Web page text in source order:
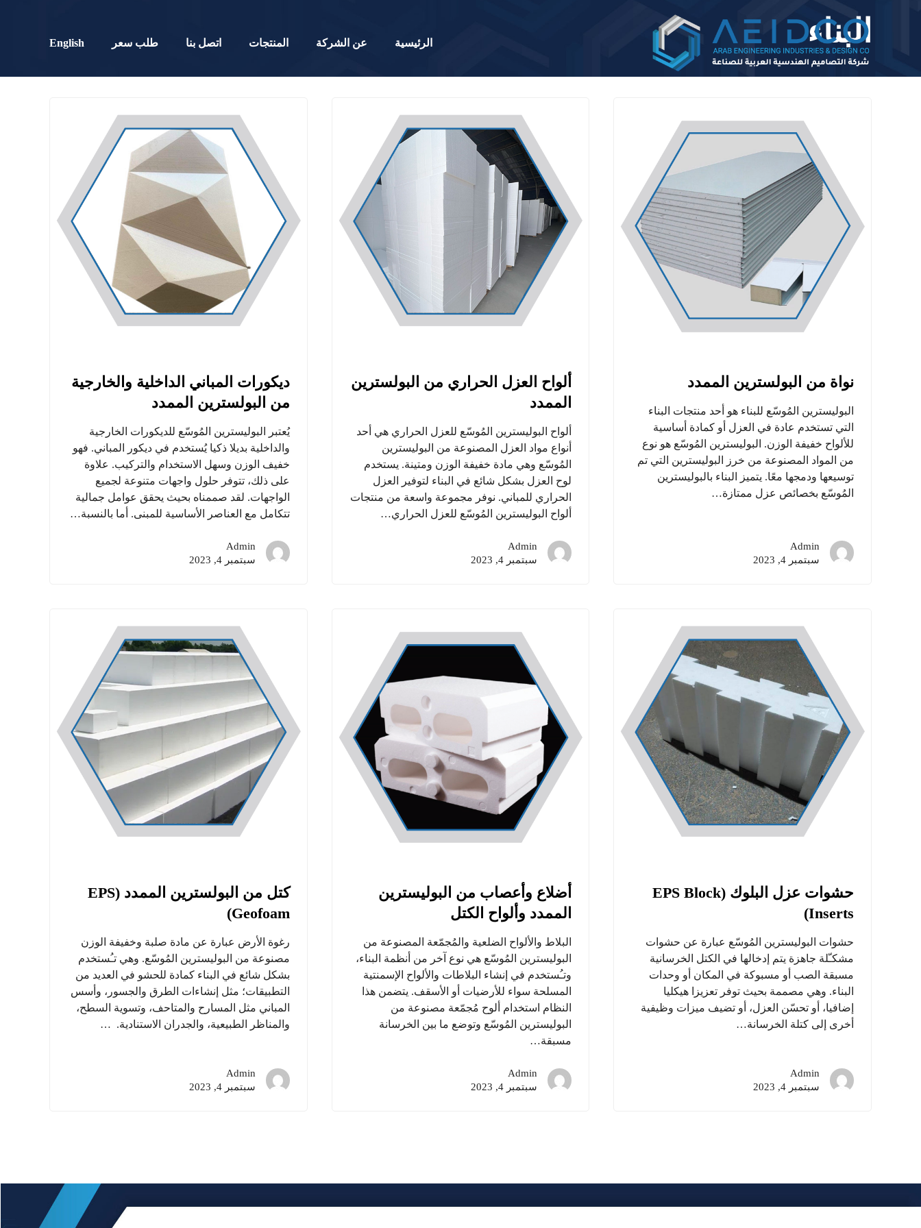
الرئيسية عن الشركة المنتجات اتصل بنا طلب سعر English البناء
نواة من البولسترين الممدد
البوليسترين المُوسّع للبناء هو أحد منتجات البناء
التي تستخدم عادة في العزل أو كمادة أساسية
للألواح خفيفة الوزن. البوليسترين المُوسّع هو نوع
من المواد المصنوعة من خرز البوليسترين التي تم
توسيعها ودمجها معًا. يتميز البناء بالبوليسترين
المُوسّع بخصائص عزل ممتازة…
Admin
سبتمبر 4, 2023
ألواح العزل الحراري من البولسترين
الممدد
ألواح البوليسترين المُوسّع للعزل الحراري هي أحد
أنواع مواد العزل المصنوعة من البوليسترين
المُوسّع وهي مادة خفيفة الوزن ومتينة. يستخدم
لوح العزل بشكل شائع في البناء لتوفير العزل
الحراري للمباني. نوفر مجموعة واسعة من منتجات
ألواح البوليسترين المُوسّع للعزل الحراري…
Admin
سبتمبر 4, 2023
ديكورات المباني الداخلية والخارجية
من البولسترين الممدد
يُعتبر البوليسترين المُوسّع للديكورات الخارجية
والداخلية بديلا ذكيا يُستخدم في ديكور المباني. فهو
خفيف الوزن وسهل الاستخدام والتركيب. علاوة
على ذلك، تتوفر حلول واجهات متنوعة لجميع
الواجهات. لقد صممناه بحيث يحقق عوامل جمالية
تتكامل مع العناصر الأساسية للمبنى. أما بالنسبة…
Admin
سبتمبر 4, 2023
حشوات عزل البلوك (EPS Block
Inserts)
حشوات البوليسترين المُوسّع عبارة عن حشوات
مشكـّلة جاهزة يتم إدخالها في الكتل الخرسانية
مسبقة الصب أو مسبوكة في المكان أو وحدات
البناء. وهي مصممة بحيث توفر تعزيزا هيكليا
إضافيا، أو تحسّن العزل، أو تضيف ميزات وظيفية
أخرى إلى كتلة الخرسانة…
Admin
سبتمبر 4, 2023
أضلاع وأعصاب من البوليسترين
الممدد وألواح الكتل
البلاط والألواح الضلعية والمُجمّعة المصنوعة من
البوليسترين المُوسّع هي نوع آخر من أنظمة البناء،
وتـُستخدم في إنشاء البلاطات والألواح الإسمنتية
المسلحة سواء للأرضيات أو الأسقف. يتضمن هذا
النظام استخدام ألوح مُجمّعة مصنوعة من
البوليسترين المُوسّع وتوضع ما بين الخرسانة
مسبقة…
Admin
سبتمبر 4, 2023
كتل من البولسترين الممدد (EPS
Geofoam)
رغوة الأرض عبارة عن مادة صلبة وخفيفة الوزن
مصنوعة من البوليسترين المُوسّع. وهي تـُستخدم
بشكل شائع في البناء كمادة للحشو في العديد من
التطبيقات؛ مثل إنشاءات الطرق والجسور، وأسس
المباني مثل المسارح والمتاحف، وتسوية السطح،
والمناظر الطبيعية، والجدران الاستنادية. …
Admin
سبتمبر 4, 2023